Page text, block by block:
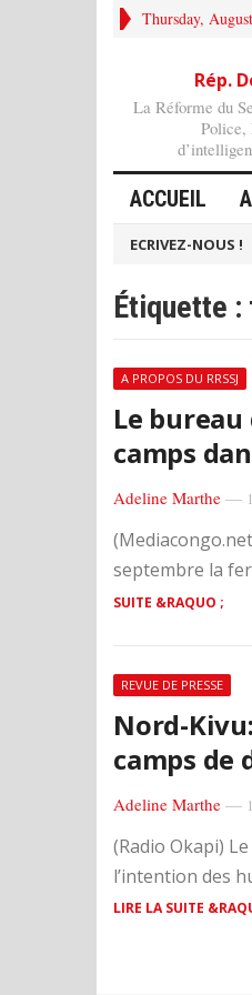
Thursday,
Rép.
La Réforme du
Police,
ACCUEIL
ECRIVEZ-NOUS !
Étiquette :
A PROPOS DU RRSSJ
Le
camps
Adeline Marthe —
septembre la
SUITE &RAQUO ;
REVUE DE PRESSE
Nord-
camps de
Adeline Marthe —
(Radio Okapi)
l’intention des
LIRE LA SUITE